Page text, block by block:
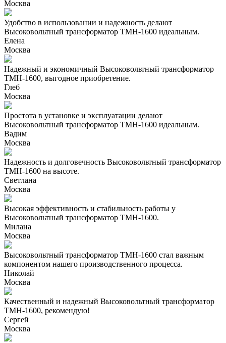
Москва
Удобство в использовании и надежность делают
Высоковольтный трансформатор ТМН-1600 идеальным.
Елена
Москва
Надежный и экономичный Высоковольтный трансформатор
ТМН-1600, выгодное приобретение.
Глеб
Москва
Простота в установке и эксплуатации делают
Высоковольтный трансформатор ТМН-1600 идеальным.
Вадим
Москва
Надежность и долговечность Высоковольтный трансформатор
ТМН-1600 на высоте.
Светлана
Москва
Высокая эффективность и стабильность работы у
Высоковольтный трансформатор ТМН-1600.
Милана
Москва
Высоковольтный трансформатор ТМН-1600 стал важным
компонентом нашего производственного процесса.
Николай
Москва
Качественный и надежный Высоковольтный трансформатор
ТМН-1600, рекомендую!
Сергей
Москва